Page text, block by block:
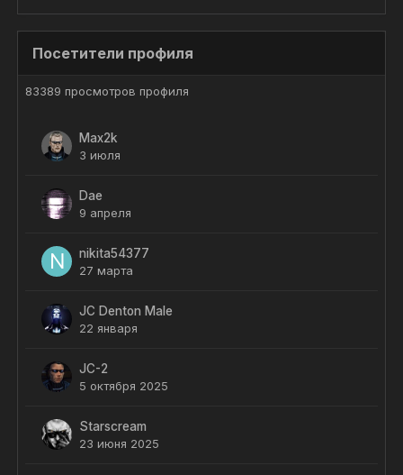
Посетители профиля
83389 просмотров профиля
Max2k
3 июля
Dae
9 апреля
nikita54377
27 марта
JC Denton Male
22 января
JC-2
5 октября 2025
Starscream
23 июня 2025